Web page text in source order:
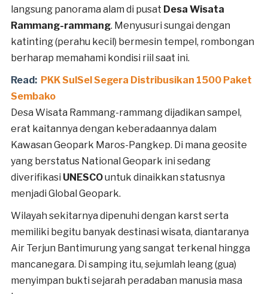
langsung panorama alam di pusat Desa Wisata
Rammang-rammang. Menyusuri sungai dengan
katinting (perahu kecil) bermesin tempel, rombongan
berharap memahami kondisi riil saat ini.
Read: PKK SulSel Segera Distribusikan 1500 Paket
Sembako
Desa Wisata Rammang-rammang dijadikan sampel,
erat kaitannya dengan keberadaannya dalam
Kawasan Geopark Maros-Pangkep. Di mana geosite
yang berstatus National Geopark ini sedang
diverifikasi UNESCOuntuk dinaikkan statusnya
menjadi Global Geopark.
Wilayah sekitarnya dipenuhi dengan karst serta
memiliki begitu banyak destinasi wisata, diantaranya
Air Terjun Bantimurung yang sangat terkenal hingga
mancanegara. Di samping itu, sejumlah leang (gua)
menyimpan bukti sejarah peradaban manusia masa